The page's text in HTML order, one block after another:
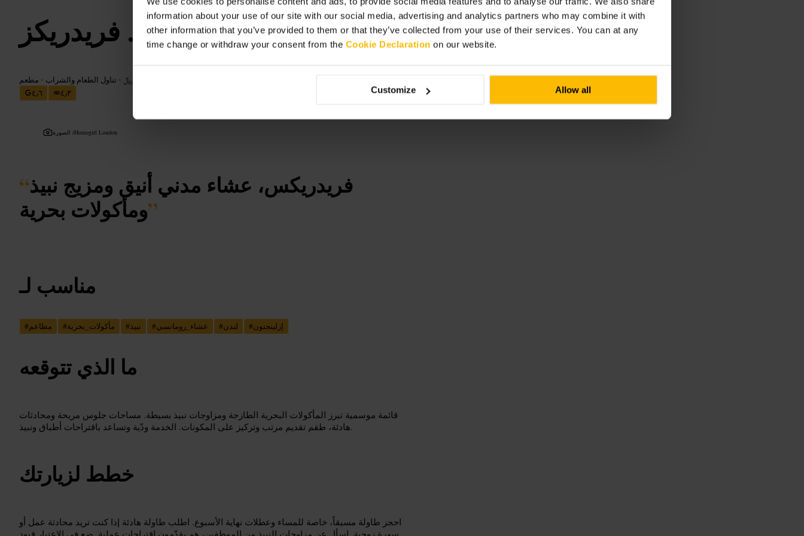
information about your use of our site with our social media, advertising and analytics partners who may combine it with
other information that you’ve provided to them or that they’ve collected from your use of their services. You can at any
time change or withdraw your consent from the Cookie Declaration on our website.
Customize Allow all
فريدريكز
﷼﷼﷼ • تناول الطعام والشراب • مطعم
٤٫٦
٤٫٣
الصورة /Homegirl London
“فريدريكس، عشاء مدني أنيق ومزيج نبيذ
ومأكولات بحرية”
مناسب لـ
#مطاعم #مأكولات_بحرية #نبيذ #عشاء_رومانسي #لندن #إزلينجتون
ما الذي تتوقعه
قائمة موسمية تبرز المأكولات البحرية الطازجة ومزاوجات نبيذ بسيطة. مساحات جلوس مريحة ومحادثات
هادئة، طقم تقديم مرتب وتركيز على المكونات. الخدمة ودّية وتساعد باقتراحات أطباق ونبيذ.
خطط لزيارتك
احجز طاولة مسبقاً، خاصة للمساء وعطلات نهاية الأسبوع. اطلب طاولة هادئة إذا كنت تريد محادثة عمل أو
سهرة زوجية. اسأل عن مزاوجات النبيذ من الموظفين، هم يقدّمون اقتراحات عملية. ضع في الاعتبار قيود